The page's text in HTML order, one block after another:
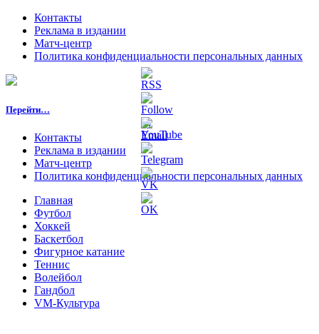
Контакты
Реклама в издании
Матч-центр
Политика конфиденциальности персональных данных
Перейти…
Контакты
Реклама в издании
Матч-центр
Политика конфиденциальности персональных данных
Главная
Футбол
Хоккей
Баскетбол
Фигурное катание
Теннис
Волейбол
Гандбол
VM-Культура